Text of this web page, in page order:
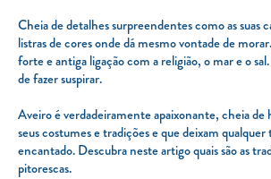
Cheia de detalhes surpreendentes como as suas
listras de cores onde dá mesmo vontade de
forte e antiga ligação com a religião, o mar e o
de fazer suspirar.
Aveiro é verdadeiramente apaixonante, cheia de
seus costumes e tradições e que deixam
encantado. Descubra neste artigo quais são as
pitorescas.